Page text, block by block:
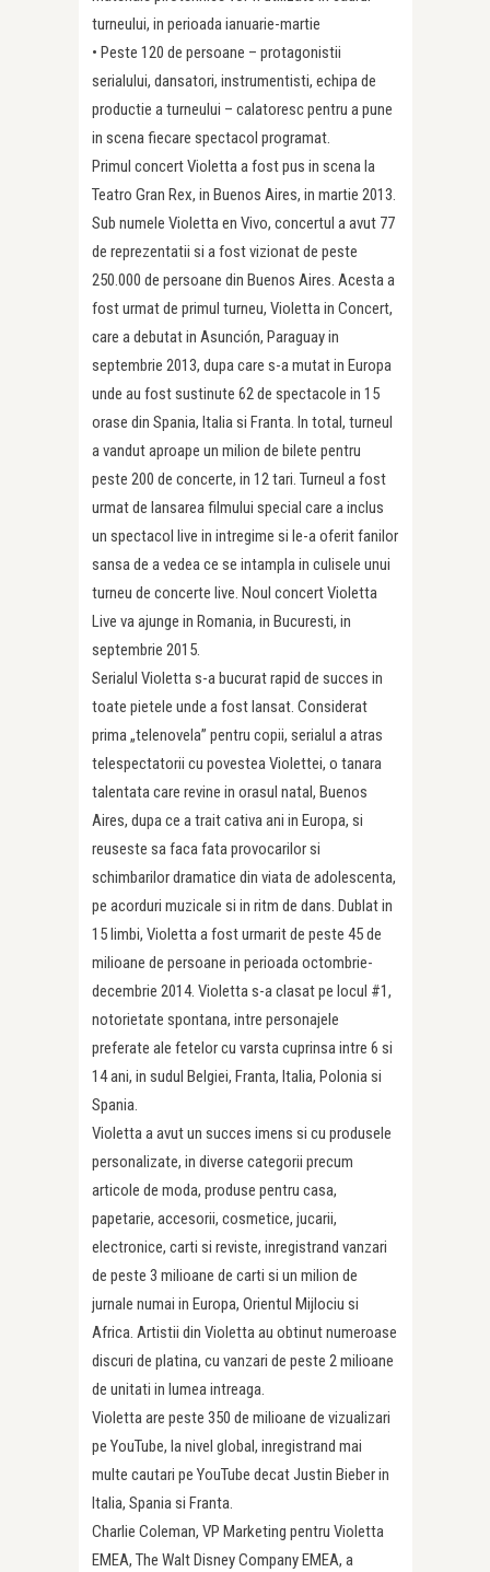
turneului, in perioada ianuarie-martie
• Peste 120 de persoane – protagonistii
serialului, dansatori, instrumentisti, echipa de
productie a turneului – calatoresc pentru a pune
in scena fiecare spectacol programat.
Primul concert Violetta a fost pus in scena la
Teatro Gran Rex, in Buenos Aires, in martie 2013.
Sub numele Violetta en Vivo, concertul a avut 77
de reprezentatii si a fost vizionat de peste
250.000 de persoane din Buenos Aires. Acesta a
fost urmat de primul turneu, Violetta in Concert,
care a debutat in Asunción, Paraguay in
septembrie 2013, dupa care s-a mutat in Europa
unde au fost sustinute 62 de spectacole in 15
orase din Spania, Italia si Franta. In total, turneul
a vandut aproape un milion de bilete pentru
peste 200 de concerte, in 12 tari. Turneul a fost
urmat de lansarea filmului special care a inclus
un spectacol live in intregime si le-a oferit fanilor
sansa de a vedea ce se intampla in culisele unui
turneu de concerte live. Noul concert Violetta
Live va ajunge in Romania, in Bucuresti, in
septembrie 2015.
Serialul Violetta s-a bucurat rapid de succes in
toate pietele unde a fost lansat. Considerat
prima „telenovela” pentru copii, serialul a atras
telespectatorii cu povestea Violettei, o tanara
talentata care revine in orasul natal, Buenos
Aires, dupa ce a trait cativa ani in Europa, si
reuseste sa faca fata provocarilor si
schimbarilor dramatice din viata de adolescenta,
pe acorduri muzicale si in ritm de dans. Dublat in
15 limbi, Violetta a fost urmarit de peste 45 de
milioane de persoane in perioada octombrie-
decembrie 2014. Violetta s-a clasat pe locul #1,
notorietate spontana, intre personajele
preferate ale fetelor cu varsta cuprinsa intre 6 si
14 ani, in sudul Belgiei, Franta, Italia, Polonia si
Spania.
Violetta a avut un succes imens si cu produsele
personalizate, in diverse categorii precum
articole de moda, produse pentru casa,
papetarie, accesorii, cosmetice, jucarii,
electronice, carti si reviste, inregistrand vanzari
de peste 3 milioane de carti si un milion de
jurnale numai in Europa, Orientul Mijlociu si
Africa. Artistii din Violetta au obtinut numeroase
discuri de platina, cu vanzari de peste 2 milioane
de unitati in lumea intreaga.
Violetta are peste 350 de milioane de vizualizari
pe YouTube, la nivel global, inregistrand mai
multe cautari pe YouTube decat Justin Bieber in
Italia, Spania si Franta.
Charlie Coleman, VP Marketing pentru Violetta
EMEA, The Walt Disney Company EMEA, a